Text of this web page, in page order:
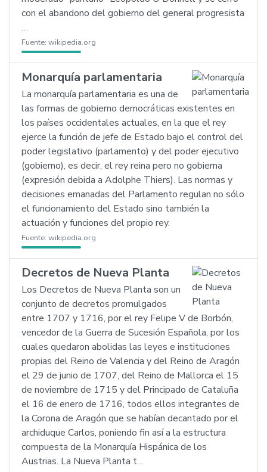
con el abandono del gobierno del general progresista
…
Fuente: wikipedia.org
Monarquía parlamentaria
La monarquía parlamentaria es una de
las formas de gobierno democráticas existentes en
los países occidentales actuales, en la que el rey
ejerce la función de jefe de Estado bajo el control del
poder legislativo (parlamento) y del poder ejecutivo
(gobierno), es decir, el rey reina pero no gobierna
(expresión debida a Adolphe Thiers). Las normas y
decisiones emanadas del Parlamento regulan no sólo
el funcionamiento del Estado sino también la
actuación y funciones del propio rey.
Fuente: wikipedia.org
Decretos de Nueva Planta
Los Decretos de Nueva Planta son un
conjunto de decretos promulgados
entre 1707 y 1716, por el rey Felipe V de Borbón,
vencedor de la Guerra de Sucesión Española, por los
cuales quedaron abolidas las leyes e instituciones
propias del Reino de Valencia y del Reino de Aragón
el 29 de junio de 1707, del Reino de Mallorca el 15
de noviembre de 1715 y del Principado de Cataluña
el 16 de enero de 1716, todos ellos integrantes de
la Corona de Aragón que se habían decantado por el
archiduque Carlos, poniendo fin así a la estructura
compuesta de la Monarquía Hispánica de los
Austrias. La Nueva Planta t…